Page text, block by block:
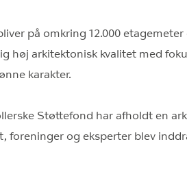
på omkring 12.000
høj arkitektonisk kvalitet med
karakter.
Støttefond har afholdt en
foreninger og eksperter blev